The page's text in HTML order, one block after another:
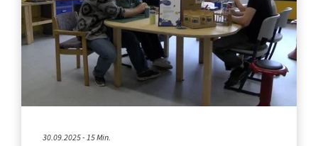
30.09.2025 - 15 Min.